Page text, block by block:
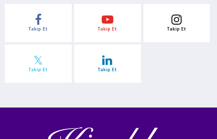
Takip Et Takip Et Takip Et
Takip Et Takip Et